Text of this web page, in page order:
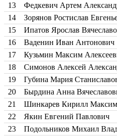
13
Федкевич Артем
14
Зорянов Ростислав
15
Ипатов Ярослав
16
Ваденин Иван Антонович
17
Кузьмин Максим
18
Симонов Алексей
19
Губина Мария
20
Бырдина Анна
21
Шинкарев Кирилл
22
Якин Евгений Павлович
23
Подольников Михаил